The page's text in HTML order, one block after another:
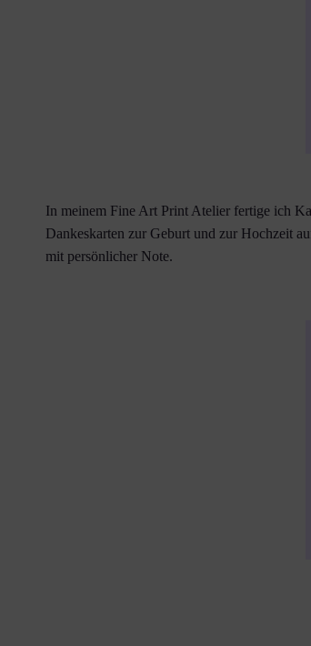
In meinem Fine Art Print Atelier fertige ich
Dankeskarten zur Geburt und zur Hochzeit
mit persönlicher Note.